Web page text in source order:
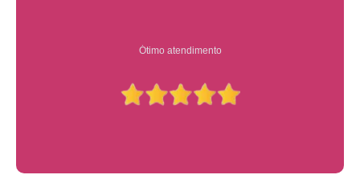
Ótimo atendimento